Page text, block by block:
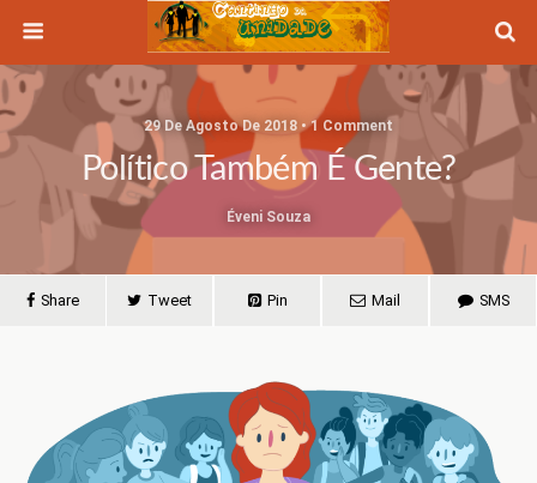
29 De Agosto De 2018 • 1 Comment
Político Também É Gente?
Éveni Souza
Share Tweet Pin Mail SMS